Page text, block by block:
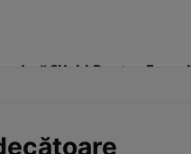
viațăClick! Pentru Femei